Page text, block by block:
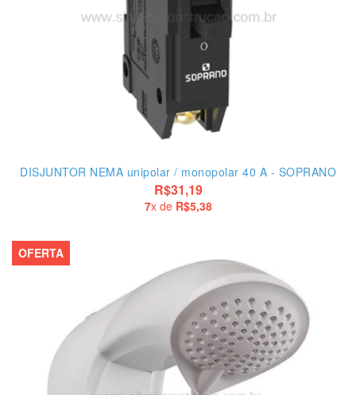
DISJUNTOR NEMA unipolar / monopolar 40 A - SOPRANO
R$31,19
7x de R$5,38
OFERTA